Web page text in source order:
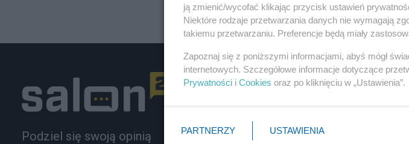
Podziel się swoją opinią
Polityka
ją zmienić/wycofać klikając przycisk ustawień
Niektóre rodzaje przetwarzania danych nie wymagają
takiemu przetwarzaniu. Preferencje będą miały
Zapoznaj się z poniższymi informacjami, abyś mógł
internetowych. Szczegółowe informacje dotyczące
Prywatności i Cookies oraz po kliknięciu w „Ustawienia”.
PARTNERZY USTAWIENIA